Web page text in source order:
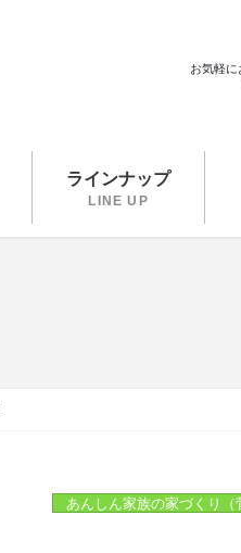
お気軽
ラインナップ
LINE UP
あんしん家族の家づくり（